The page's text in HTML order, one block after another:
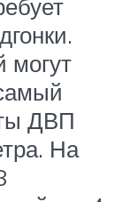
могут
ДВП
На